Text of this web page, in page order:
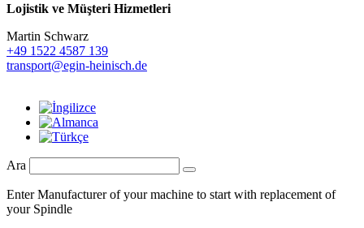
Lojistik ve Müşteri Hizmetleri
Martin Schwarz
+49 1522 4587 139
transport@egin-heinisch.de
Ara
Enter Manufacturer of your machine to start with replacement of
your Spindle